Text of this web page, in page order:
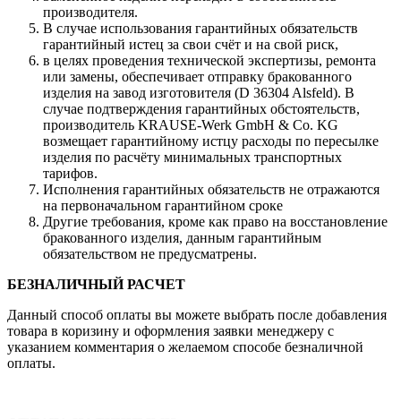
производителя.
В случае использования гарантийных обязательств
гарантийный истец за свои счёт и на свой риск,
в целях проведения технической экспертизы, ремонта
или замены, обеспечивает отправку бракованного
изделия на завод изготовителя (D 36304 Alsfeld). В
случае подтверждения гарантийных обстоятельств,
производитель KRAUSE-Werk GmbH & Со. KG
возмещает гарантийному истцу расходы по пересылке
изделия по расчёту минимальных транспортных
тарифов.
Исполнения гарантийных обязательств не отражаются
на первоначальном гарантийном сроке
Другие требования, кроме как право на восстановление
бракованного изделия, данным гарантийным
обязательством не предусматрены.
БЕЗНАЛИЧНЫЙ РАСЧЕТ
Данный способ оплаты вы можете выбрать после добавления
товара в коризину и оформления заявки менеджеру c
указанием комментария о желаемом способе безналичной
оплаты.